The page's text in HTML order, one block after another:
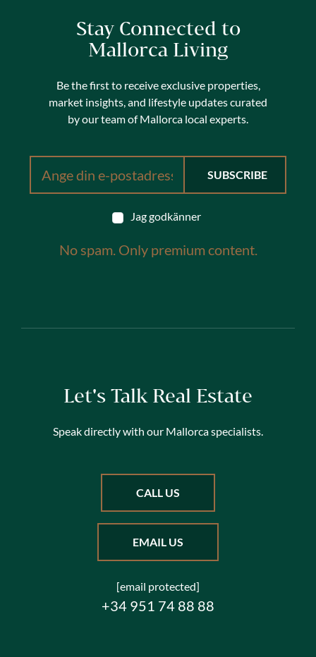
Stay Connected to
Mallorca Living
Be the first to receive exclusive properties,
market insights, and lifestyle updates curated
by our team of Mallorca local experts.
Jag godkänner
No spam. Only premium content.
Let's Talk Real Estate
Speak directly with our Mallorca specialists.
CALL US
EMAIL US
[email protected]
+34 951 74 88 88